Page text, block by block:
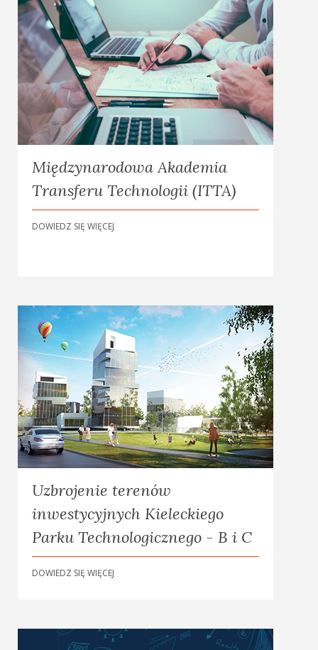
Międzynarodowa Akademia
Transferu Technologii (ITTA)
DOWIEDZ SIĘ WIĘCEJ
Uzbrojenie terenów
inwestycyjnych Kieleckiego
Parku Technologicznego - B i C
DOWIEDZ SIĘ WIĘCEJ